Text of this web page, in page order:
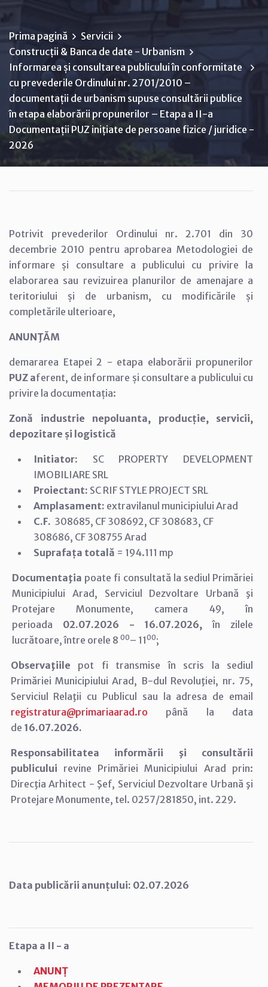
Prima pagină
Servicii
Construcții & Banca de date - Urbanism
Informarea și consultarea publicului în conformitate
cu prevederile Ordinului nr. 2701/2010 –
documentații de urbanism supuse consultării publice
în etapa elaborării propunerilor – Etapa a II-a
Documentații PUZ inițiate de persoane fizice / juridice -
2026
Potrivit prevederilor Ordinului nr. 2.701 din 30
decembrie 2010 pentru aprobarea Metodologiei de
informare și consultare a publicului cu privire la
elaborarea sau revizuirea planurilor de amenajare a
teritoriului și de urbanism, cu modificările și
completările ulterioare,
ANUNŢĂM
demararea Etapei 2 - etapa elaborării propunerilor
PUZ aferent, de informare și consultare a publicului cu
privire la documentația:
Zonă industrie nepoluanta, producție, servicii,
depozitare și logistică
Initiator: SC PROPERTY DEVELOPMENT
IMOBILIARE SRL
Proiectant: SC RIF STYLE PROJECT SRL
Amplasament: extravilanul municipiului Arad
C.F. 308685, CF 308692, CF 308683, CF
308686, CF 308755 Arad
Suprafața totală = 194.111 mp
Documentaţia poate fi consultată la sediul Primăriei
Municipiului Arad,
Serviciul Dezvoltare Urbană şi
Protejare Monumente, camera 49, în
perioada 02.07.2026 - 16.07.2026,în zilele
lucrătoare, între orele 800– 1100;
Observaţiile pot fi transmise în scris la sediul
Primăriei Municipiului Arad, B-dul Revoluţiei, nr. 75,
Serviciul Relaţii cu Publicul sau la adresa de email
registratura@primariaarad.ro până la data
de 16.07.2026.
Responsabilitatea informării şi consultării
publicului revine Primăriei Municipiului Arad prin:
Direcţia Arhitect - Şef, Serviciul Dezvoltare Urbană şi
Protejare Monumente, tel. 0257/281850, int. 229.
Data publicării anunțului: 02.07.2026
Etapa a II - a
ANUNȚ